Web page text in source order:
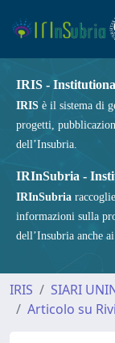
IRIS -
IRIS è il sistema di
progetti,
dell’Insubria.
IRInSubria -
IRInSubria
informazioni sulla
dell’Insubria anche
IRIS SIARI
Articolo su